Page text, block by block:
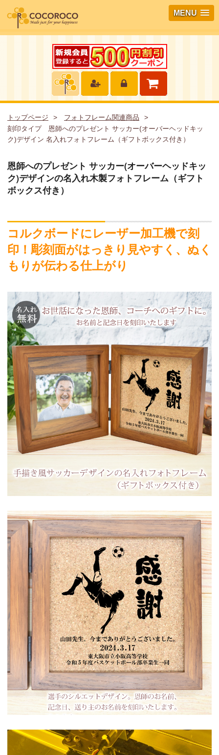
MENU
トップページ
フォトフレーム関連商品
刻印タイプ 恩師へのプレゼント サッカー(オーバーヘッドキッ
ク)デザイン 名入れフォトフレーム（ギフトボックス付き）
恩師へのプレゼント サッカー(オーバーヘッドキッ
ク)デザインの名入れ木製フォトフレーム（ギフト
ボックス付き）
コルクボードにレーザー加工機で刻
印！彫刻面がはっきり見やすく、ぬく
もりが伝わる仕上がり